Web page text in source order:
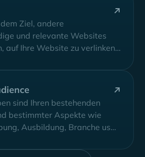
Ziel, andere
und relevante Websites
auf Ihre Website zu verlinken,
sind Ihren bestehenden
bestimmter Aspekte wie
Ausbildung, Branche usw.